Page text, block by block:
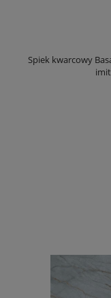
Spiek kwarcowy